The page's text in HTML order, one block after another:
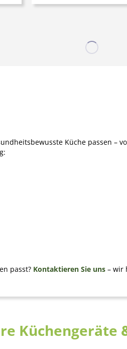
Küche passen –
passt? Kontaktieren Sie uns – wir
Küchengeräte